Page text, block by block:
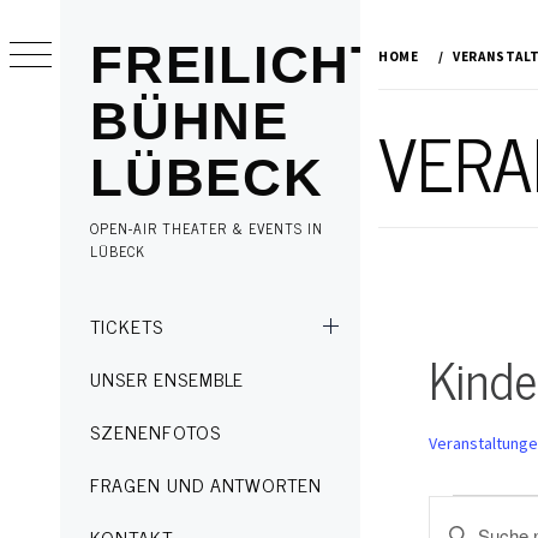
FREILICHT
BÜHNE
LÜBECK
OPEN-AIR THEATER & EVENTS IN
LÜBECK
MenuTICKETS
UNSER ENSEMBLE
SZENENFOTOS
FRAGEN UND ANTWORTEN
to
content
HOME
Geben